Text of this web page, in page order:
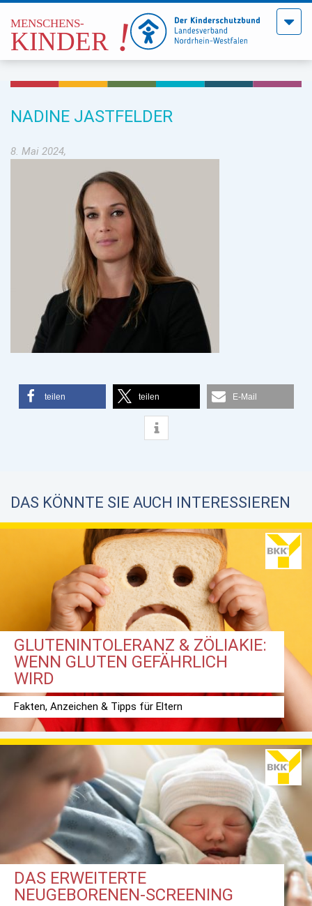
Menü
NADINE JASTFELDER
8. Mai 2024,
teilen teilen E-Mail
DAS KÖNNTE SIE AUCH INTERESSIEREN
GLUTENINTOLERANZ & ZÖLIAKIE:
WENN GLUTEN GEFÄHRLICH
WIRD
Fakten, Anzeichen & Tipps für Eltern
DAS ERWEITERTE
NEUGEBORENEN-SCREENING